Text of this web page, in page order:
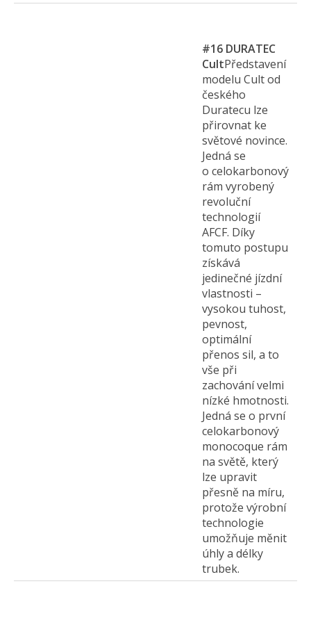
#16 DURATEC
CultPředstavení
modelu Cult od
českého
Duratecu lze
přirovnat ke
světové novince.
Jedná se
o celokarbonový
rám vyrobený
revoluční
technologií
AFCF. Díky
tomuto postupu
získává
jedinečné jízdní
vlastnosti –
vysokou tuhost,
pevnost,
optimální
přenos sil, a to
vše při
zachování velmi
nízké hmotnosti.
Jedná se o první
celokarbonový
monocoque rám
na světě, který
lze upravit
přesně na míru,
protože výrobní
technologie
umožňuje měnit
úhly a délky
trubek.